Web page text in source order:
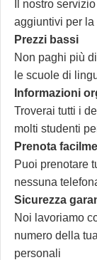
Il nostro
aggiuntivi per la
Prezzi bassi
Non paghi più
le scuole di
Informazioni
Troverai tutti i
molti studenti
Prenota
Puoi prenotare
nessuna
Sicurezza
Noi lavoriamo
numero della
personali